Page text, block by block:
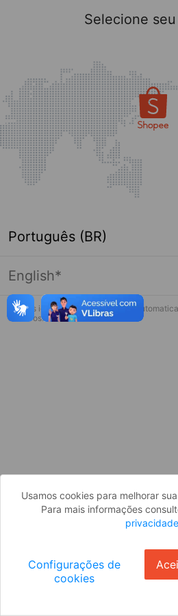
Página
Desculpe, algo deu
Selecione
Português (BR)
English*
* Esses idiomas serão traduzidos
terceiros.
Usamos cookies para melhorar
Para mais informações
privacidade
Configurações de
cookies